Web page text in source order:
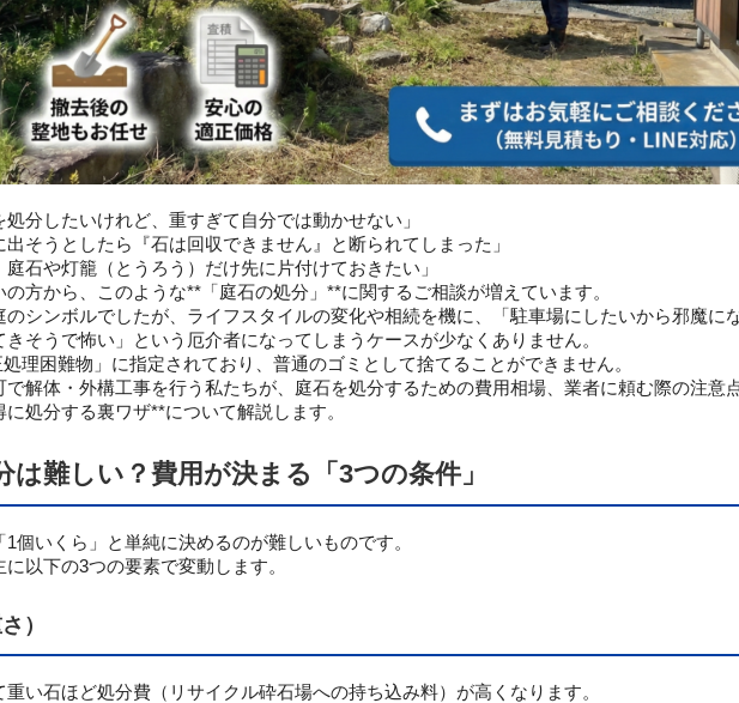
処分したいけれど、重すぎて自分では動かせない」
出そうとしたら『石は回収できません』と断られてしまった」
庭石や灯籠（とうろう）だけ先に片付けておきたい」
方から、このような**「庭石の処分」**に関するご相談が増えています。
シンボルでしたが、ライフスタイルの変化や相続を機に、「駐車場にしたいから邪魔に
そうで怖い」という厄介者になってしまうケースが少なくありません。
理困難物」に指定されており、普通のゴミとして捨てることができません。
で解体・外構工事を行う私たちが、庭石を処分するための費用相場、業者に頼む際の注意
に処分する裏ワザ**について解説します。
は難しい？費用が決まる「3つの条件」
個いくら」と単純に決めるのが難しいものです。
以下の3つの要素で変動します。
）
い石ほど処分費（リサイクル砕石場への持ち込み料）が高くなります。